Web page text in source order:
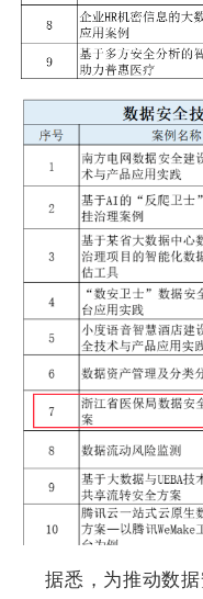
据悉，为推动数据